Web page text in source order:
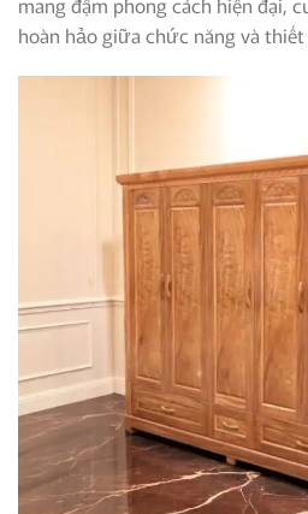
hoàn hảo giữa chức năng và thiết